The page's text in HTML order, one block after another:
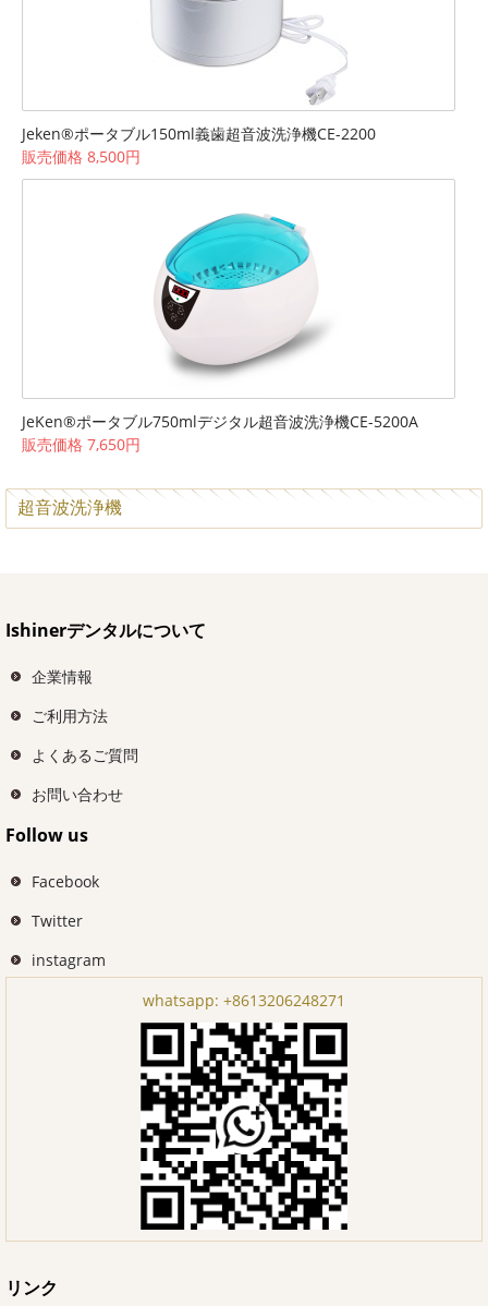
Jeken®ポータブル150ml義歯超音波洗浄機CE-2200
販売価格 8,500円
JeKen®ポータブル750mlデジタル超音波洗浄機CE-5200A
販売価格 7,650円
超音波洗浄機
Ishinerデンタルについて
企業情報
ご利用方法
よくあるご質問
お問い合わせ
Follow us
Facebook
Twitter
instagram
whatsapp: +8613206248271
リンク